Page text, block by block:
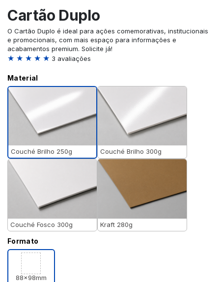
Cartão Duplo
O Cartão Duplo é ideal para ações comemorativas, institucionais
e promocionais, com mais espaço para informações e
acabamentos premium. Solicite já!
★ ★ ★ ★ ★ 3 avaliações
Material
Couché Brilho 250g Couché Brilho 300g
Couché Fosco 300g Kraft 280g
Formato
88x98mm